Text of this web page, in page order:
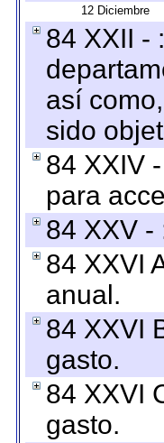
12 Diciembre
84 XXII -
así
sido
84 XXIV
para
84 XXV -
84 XXVI
anual.
84 XXVI
gasto.
84 XXVI
gasto.